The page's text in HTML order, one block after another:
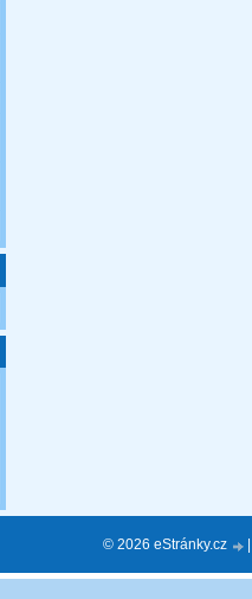
© 2026 eStránky.cz